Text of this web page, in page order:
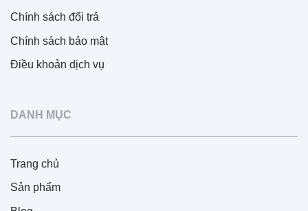
Chính sách đổi trả
Chính sách bảo mật
Điều khoản dịch vụ
DANH MỤC
Trang chủ
Sản phẩm